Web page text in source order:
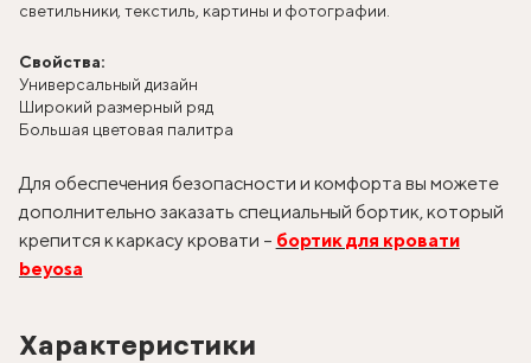
светильники, текстиль, картины и фотографии.
Свойства:
Универсальный дизайн
Широкий размерный ряд
Большая цветовая палитра
Для обеспечения безопасности и комфорта вы можете
дополнительно заказать специальный бортик, который
крепится к каркасу кровати – бортик для кровати
beyosa
Характеристики